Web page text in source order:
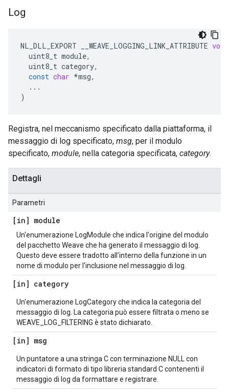
Log
NL_DLL_EXPORT __WEAVE_LOGGING_LINK_ATTRIBUTE void
uint8_t module,
uint8_t category,
const char *msg,
...
)
Registra, nel meccanismo specificato dalla piattaforma, il
messaggio di log specificato, msg, per il modulo
specificato, module, nella categoria specificata, category.
Dettagli
Parametri
[in] module
Un'enumerazione LogModule che indica l'origine del modulo
del pacchetto Weave che ha generato il messaggio di log.
Questo deve essere tradotto all'interno della funzione in un
nome di modulo per l'inclusione nel messaggio di log.
[in] category
Un'enumerazione LogCategory che indica la categoria del
messaggio di log. La categoria può essere filtrata o meno se
WEAVE_LOG_FILTERING è stato dichiarato.
[in] msg
Un puntatore a una stringa C con terminazione NULL con
indicatori di formato di tipo libreria standard C contenenti il
messaggio di log da formattare e registrare.